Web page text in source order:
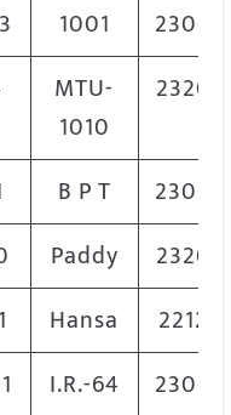
1001
2300
MTU-
1010
2320
B P T
2300
Paddy
2320
Hansa
2212
I.R.-64
2300